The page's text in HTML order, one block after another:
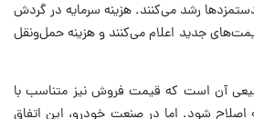
رشد می‌کنند. هزینه سرمایه در گردش
جدید اعلام می‌کنند و هزینه حمل‌ونقل
آن است که قیمت فروش نیز متناسب با
اصلاح شود. اما در صنعت خودرو، این اتفاق